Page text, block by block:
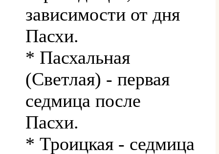
зависимости от дня
Пасхи.
* Пасхальная
(Светлая) - первая
седмица после
Пасхи.
* Троицкая - седмица